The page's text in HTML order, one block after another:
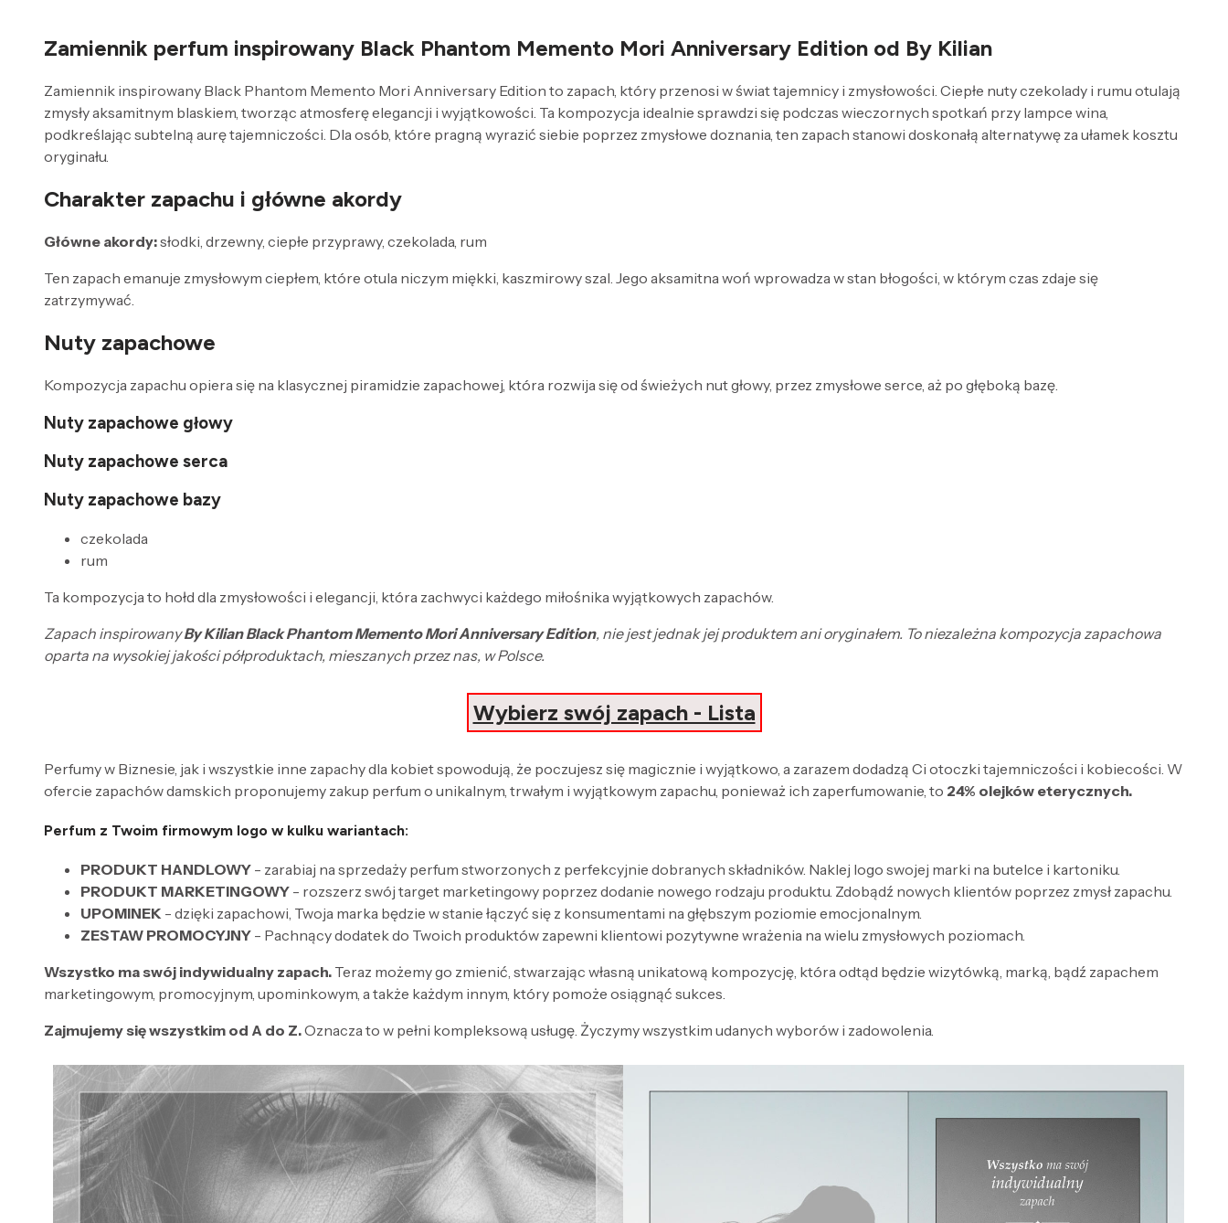
Zamiennik perfum inspirowany Black Phantom Memento Mori Anniversary Edition od By Kilian
Zamiennik inspirowany Black Phantom Memento Mori Anniversary Edition to zapach, który przenosi w świat tajemnicy i zmysłowości. Ciepłe nuty czekolady i rumu otulają
zmysły aksamitnym blaskiem, tworząc atmosferę elegancji i wyjątkowości. Ta kompozycja idealnie sprawdzi się podczas wieczornych spotkań przy lampce wina,
podkreślając subtelną aurę tajemniczości. Dla osób, które pragną wyrazić siebie poprzez zmysłowe doznania, ten zapach stanowi doskonałą alternatywę za ułamek kosztu
oryginału.
Charakter zapachu i główne akordy
Główne akordy:słodki, drzewny, ciepłe przyprawy, czekolada, rum
Ten zapach emanuje zmysłowym ciepłem, które otula niczym miękki, kaszmirowy szal. Jego aksamitna woń wprowadza w stan błogości, w którym czas zdaje się
zatrzymywać.
Nuty zapachowe
Kompozycja zapachu opiera się na klasycznej piramidzie zapachowej, która rozwija się od świeżych nut głowy, przez zmysłowe serce, aż po głęboką bazę.
Nuty zapachowe głowy
Nuty zapachowe serca
Nuty zapachowe bazy
czekolada
rum
Ta kompozycja to hołd dla zmysłowości i elegancji, która zachwyci każdego miłośnika wyjątkowych zapachów.
Zapach inspirowanyBy Kilian Black Phantom Memento Mori Anniversary Edition, nie jest jednak jej produktem ani oryginałem. To niezależna kompozycja zapachowa
oparta na wysokiej jakości półproduktach, mieszanych przez nas, w Polsce.
Wybierz swój zapach - Lista
Perfumy w Biznesie, jak i wszystkie inne zapachy dla kobiet spowodują, że poczujesz się magicznie i wyjątkowo, a zarazem dodadzą Ci otoczki tajemniczości i kobiecości. W
ofercie zapachów damskich proponujemy zakup perfum o unikalnym, trwałym i wyjątkowym zapachu, ponieważ ich zaperfumowanie, to 24% olejków eterycznych.
Perfum z Twoim firmowym logo w kulku wariantach:
PRODUKT HANDLOWY - zarabiaj na sprzedaży perfum stworzonych z perfekcyjnie dobranych składników. Naklej logo swojej marki na butelce i kartoniku.
PRODUKT MARKETINGOWY - rozszerz swój target marketingowy poprzez dodanie nowego rodzaju produktu. Zdobądź nowych klientów poprzez zmysł zapachu.
UPOMINEK - dzięki zapachowi, Twoja marka będzie w stanie łączyć się z konsumentami na głębszym poziomie emocjonalnym.
ZESTAW PROMOCYJNY - Pachnący dodatek do Twoich produktów zapewni klientowi pozytywne wrażenia na wielu zmysłowych poziomach.
Wszystko ma swój indywidualny zapach. Teraz możemy go zmienić, stwarzając własną unikatową kompozycję, która odtąd będzie wizytówką, marką, bądź zapachem
marketingowym, promocyjnym, upominkowym, a także każdym innym, który pomoże osiągnąć sukces.
Zajmujemy się wszystkim od A do Z.Oznacza to w pełni kompleksową usługę. Życzymy wszystkim udanych wyborów i zadowolenia.